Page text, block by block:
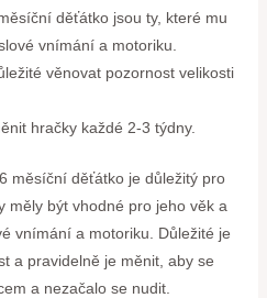
děťátko jsou ty, které mu
vnímání a motoriku.
věnovat pozornost velikosti
hračky každé 2-3 týdny.
měsíční děťátko je důležitý pro
měly být vhodné pro jeho věk a
vnímání a motoriku. Důležité je
a pravidelně je měnit, aby se
a nezačalo se nudit.